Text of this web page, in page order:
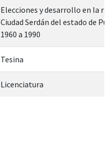
Elecciones y desarrollo en la
Ciudad Serdán del estado de
1960 a 1990
Tesina
Licenciatura